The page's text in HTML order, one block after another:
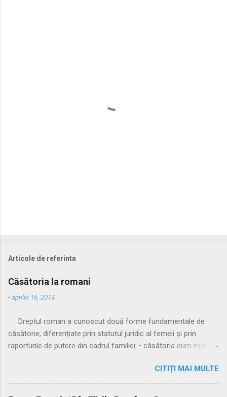
Articole de referinta
Căsătoria la romani
-aprilie 16, 2014
Dreptul roman a cunoscut două forme fundamentale de
căsătorie, diferențiate prin statutul juridic al femeii și prin
raporturile de putere din cadrul familiei: • căsătoria cum manus
și practicată a fost căsătoria cu manus, prin care femeia
trecea sub autoritatea soțului, devenind parte a familiei
acestuia. Spre sfârșitul Republicii, tot mai multe femei au
CITIȚI MAI MULTE